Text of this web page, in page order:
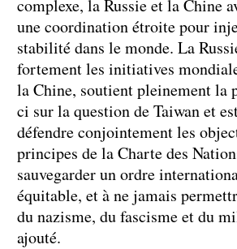
complexe, la Russie et la Chine
une coordination étroite pour
stabilité dans le monde. La
fortement les initiatives
la Chine, soutient pleinement la
ci sur la question de Taiwan et
défendre conjointement les
principes de la Charte des
sauvegarder un ordre
équitable, et à ne jamais
du nazisme, du fascisme et du
ajouté.